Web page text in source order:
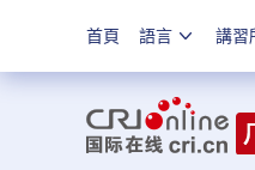
首頁 語言 講習